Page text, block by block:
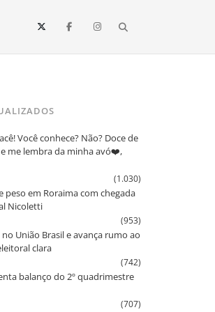
Fique sempre informado
Você conhece? Não? Doce de
me lembra da minha avó❤️,
(1.030)
peso em Roraima com chegada
Nicoletti
(953)
União Brasil e avança rumo ao
clara
(742)
balanço do 2º quadrimestre
(707)